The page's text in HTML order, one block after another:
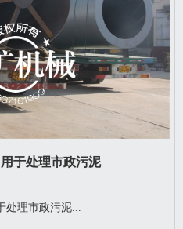
于处理市政污泥
处理市政污泥...